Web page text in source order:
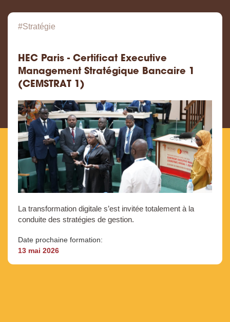
#Stratégie
HEC Paris - Certificat Executive
Management Stratégique Bancaire 1
(CEMSTRAT 1)
La transformation digitale s’est invitée totalement à la
conduite des stratégies de gestion.
Date prochaine formation:
13 mai 2026
Pagination